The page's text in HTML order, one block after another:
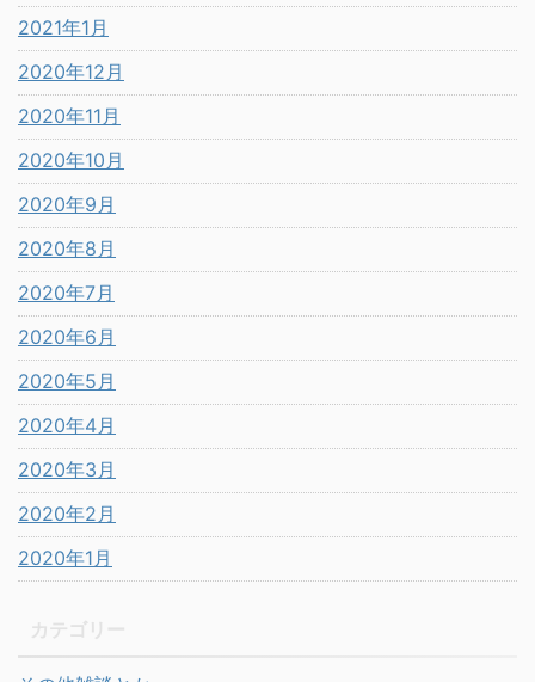
2021年1月
2020年12月
2020年11月
2020年10月
2020年9月
2020年8月
2020年7月
2020年6月
2020年5月
2020年4月
2020年3月
2020年2月
2020年1月